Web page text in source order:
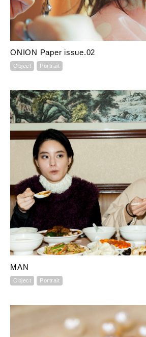
ONION Paper issue.02
Object Portrait
MAN
Object Portrait